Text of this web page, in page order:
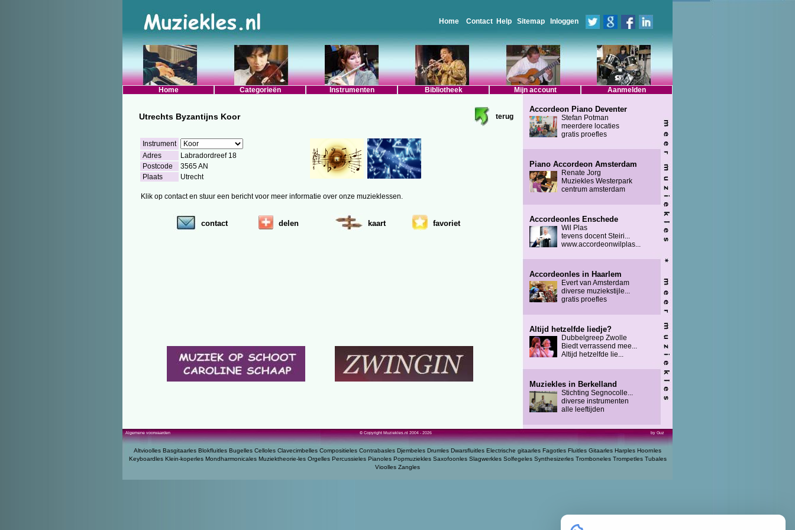
Home Contact Help Sitemap Inloggen
Home Categorieën Instrumenten Bibliotheek Mijn account Aanmelden
Utrechts Byzantijns Koor terug
Instrument
Adres
Labradordreef 18
Postcode
3565 AN
Plaats
Utrecht
Klik op contact en stuur een bericht voor meer informatie over onze muzieklessen.
contact delen kaart favoriet
Accordeon Piano Deventer
Stefan Potman
meerdere locaties
gratis proefles
Piano Accordeon Amsterdam
Renate Jorg
Muziekles Westerpark
centrum amsterdam
Accordeonles Enschede
Wil Plas
tevens docent Steiri...
www.accordeonwilplas...
Accordeonles in Haarlem
Evert van Amsterdam
diverse muziekstijle...
gratis proefles
Altijd hetzelfde liedje?
Dubbelgreep Zwolle
Biedt verrassend mee...
Altijd hetzelfde lie...
Muziekles in Berkelland
Stichting Segnocolle...
diverse instrumenten
alle leeftijden
Algemene voorwaarden © Copyright Muziekles.nl 2004 - 2026 by Guz
Altvioolles Basgitaarles Blokfluitles Bugelles Celloles Clavecimbelles Compositieles Contrabasles Djembeles Drumles Dwarsfluitles Electrische gitaarles Fagotles Fluitles Gitaarles Harples Hoornles
Keyboardles Klein-koperles Mondharmonicales Muziektheorie-les Orgelles Percussieles Pianoles Popmuziekles Saxofoonles Slagwerkles Solfegeles Synthesizerles Tromboneles Trompetles Tubales
Vioolles Zangles